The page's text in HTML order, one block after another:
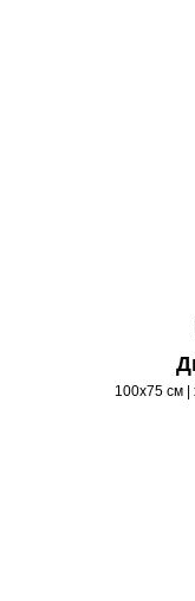
100х75 см |